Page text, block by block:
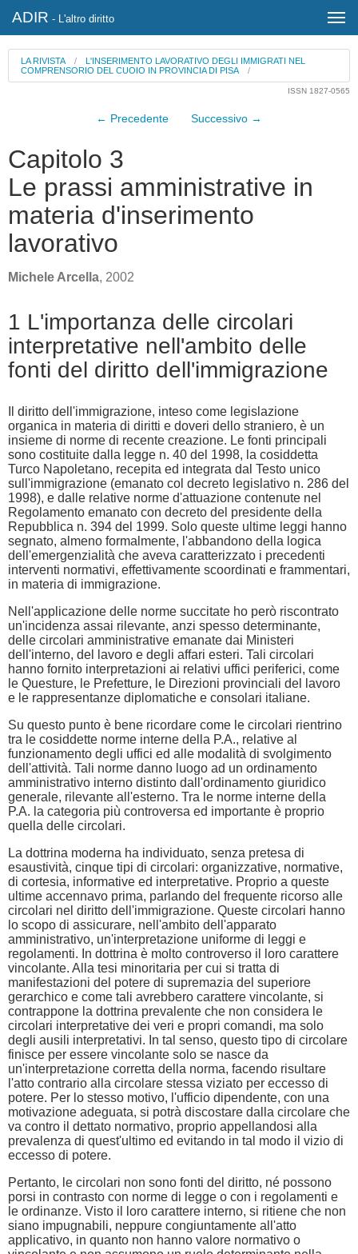
ADIR - L'altro diritto
LA RIVISTA / L'INSERIMENTO LAVORATIVO DEGLI IMMIGRATI NEL
COMPRENSORIO DEL CUOIO IN PROVINCIA DI PISA /
ISSN 1827-0565
← Precedente Successivo →
Capitolo 3
Le prassi amministrative in
materia d'inserimento
lavorativo
Michele Arcella, 2002
1 L'importanza delle circolari
interpretative nell'ambito delle
fonti del diritto dell'immigrazione
Il diritto dell'immigrazione, inteso come legislazione
organica in materia di diritti e doveri dello straniero, è un
insieme di norme di recente creazione. Le fonti principali
sono costituite dalla legge n. 40 del 1998, la cosiddetta
Turco Napoletano, recepita ed integrata dal Testo unico
sull'immigrazione (emanato col decreto legislativo n. 286 del
1998), e dalle relative norme d'attuazione contenute nel
Regolamento emanato con decreto del presidente della
Repubblica n. 394 del 1999. Solo queste ultime leggi hanno
segnato, almeno formalmente, l'abbandono della logica
dell'emergenzialità che aveva caratterizzato i precedenti
interventi normativi, effettivamente scoordinati e frammentari,
in materia di immigrazione.
Nell'applicazione delle norme succitate ho però riscontrato
un'incidenza assai rilevante, anzi spesso determinante,
delle circolari amministrative emanate dai Ministeri
dell'interno, del lavoro e degli affari esteri. Tali circolari
hanno fornito interpretazioni ai relativi uffici periferici, come
le Questure, le Prefetture, le Direzioni provinciali del lavoro
e le rappresentanze diplomatiche e consolari italiane.
Su questo punto è bene ricordare come le circolari rientrino
tra le cosiddette norme interne della P.A., relative al
funzionamento degli uffici ed alle modalità di svolgimento
dell'attività. Tali norme danno luogo ad un ordinamento
amministrativo interno distinto dall'ordinamento giuridico
generale, rilevante all'esterno. Tra le norme interne della
P.A. la categoria più controversa ed importante è proprio
quella delle circolari.
La dottrina moderna ha individuato, senza pretesa di
esaustività, cinque tipi di circolari: organizzative, normative,
di cortesia, informative ed interpretative. Proprio a queste
ultime accennavo prima, parlando del frequente ricorso alle
circolari nel diritto dell'immigrazione. Queste circolari hanno
lo scopo di assicurare, nell'ambito dell'apparato
amministrativo, un'interpretazione uniforme di leggi e
regolamenti. In dottrina è molto controverso il loro carattere
vincolante. Alla tesi minoritaria per cui si tratta di
manifestazioni del potere di supremazia del superiore
gerarchico e come tali avrebbero carattere vincolante, si
contrappone la dottrina prevalente che non considera le
circolari interpretative dei veri e propri comandi, ma solo
degli ausili interpretativi. In tal senso, questo tipo di circolare
finisce per essere vincolante solo se nasce da
un'interpretazione corretta della norma, facendo risultare
l'atto contrario alla circolare stessa viziato per eccesso di
potere. Per lo stesso motivo, l'ufficio dipendente, con una
motivazione adeguata, si potrà discostare dalla circolare che
va contro il dettato normativo, proprio appellandosi alla
prevalenza di quest'ultimo ed evitando in tal modo il vizio di
eccesso di potere.
Pertanto, le circolari non sono fonti del diritto, né possono
porsi in contrasto con norme di legge o con i regolamenti e
le ordinanze. Visto il loro carattere interno, si ritiene che non
siano impugnabili, neppure congiuntamente all'atto
applicativo, in quanto non hanno valore normativo o